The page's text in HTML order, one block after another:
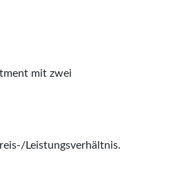
mit zwei
Leistungsverhältnis.